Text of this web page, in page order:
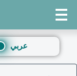
عربي